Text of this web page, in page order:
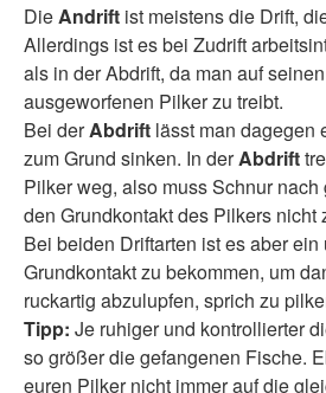
DieAndrift ist meistens die Drift,
Allerdings ist es bei Zudrift
als in der Abdrift, da man auf
ausgeworfenen Pilker zu treibt.
Bei derAbdrift lässt man dagegen
zum Grund sinken. In derAbdrift
Pilker weg, also muss Schnur
den Grundkontakt des Pilkers nicht
Bei beiden Driftarten ist es aber
Grundkontakt zu bekommen, um
ruckartig abzulupfen, sprich zu
Tipp: Je ruhiger und kontrollierter
so größer die gefangenen Fische.
euren Pilker nicht immer auf die